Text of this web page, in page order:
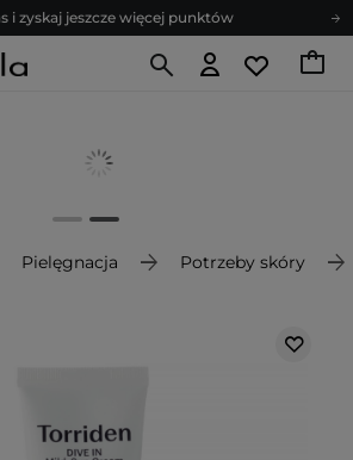
i zyskaj jeszcze więcej punktów
się na newsletter pełen porad
i zyskaj jeszcze więcej punktów
Pielęgnacja Potrzeby skóry